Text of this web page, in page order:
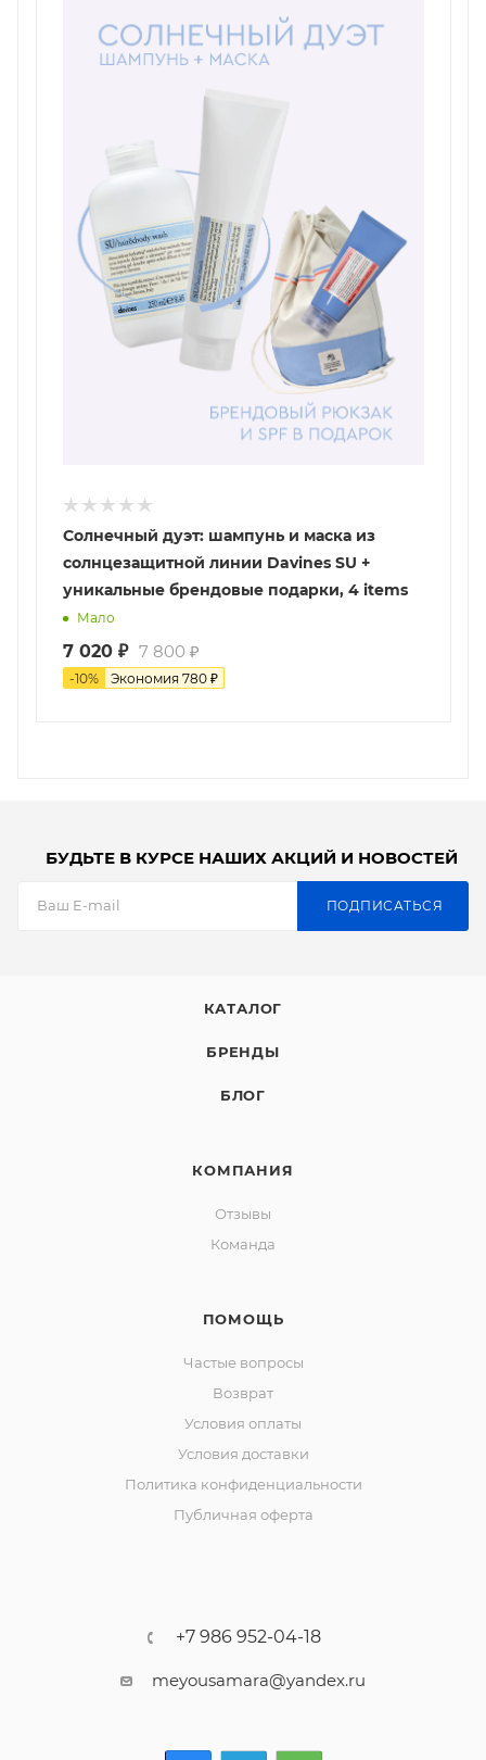
Солнечный дуэт: шампунь и маска из
солнцезащитной линии Davines SU +
уникальные брендовые подарки, 4 items
Мало
7 020 ₽ 7 800 ₽
-10% Экономия 780 ₽
БУДЬТЕ В КУРСЕ НАШИХ АКЦИЙ И НОВОСТЕЙ
ПОДПИСАТЬСЯ
КАТАЛОГ
БРЕНДЫ
БЛОГ
КОМПАНИЯ
Отзывы
Команда
ПОМОЩЬ
Частые вопросы
Возврат
Условия оплаты
Условия доставки
Политика конфиденциальности
Публичная оферта
+7 986 952-04-18
meyousamara@yandex.ru